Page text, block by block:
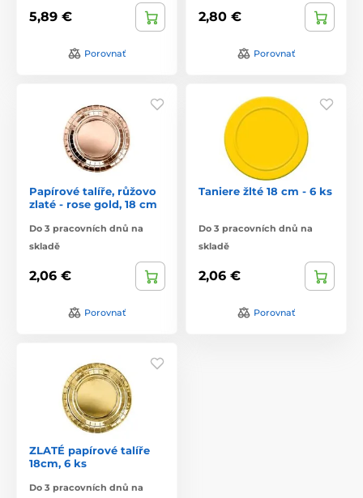
5,89 €
Porovnať
2,80 €
Porovnať
Papírové talíře, růžovo
zlaté - rose gold, 18 cm
Do 3 pracovních dnů na
skladě
2,06 €
Porovnať
Taniere žlté 18 cm - 6 ks
Do 3 pracovních dnů na
skladě
2,06 €
Porovnať
ZLATÉ papírové talíře
18cm, 6 ks
Do 3 pracovních dnů na